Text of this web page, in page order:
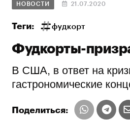
НОВОСТИ 21.07.2020
Теги: фудкорт
Фудкорты-
В США, в ответ на
гастрономические
Поделиться: